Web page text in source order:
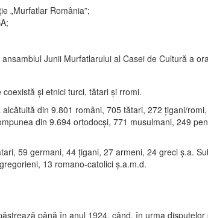
„Murfatlar România”;
Junii Murfatlarului al Casei de Cultură a
şi etnici turci, tătari şi rromi.
din 9.801 români, 705 tătari, 272 ţigani/
din 9.694 ortodocşi, 771 musulmani, 249
59 germani, 44 ţigani, 27 armeni, 24 greci ş.a.
13 romano-catolici ş.a.m.d.
până în anul 1924, când, în urma disputelor